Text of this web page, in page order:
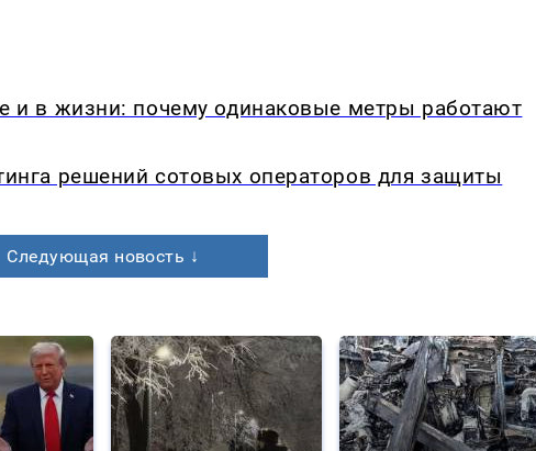
и в жизни: почему одинаковые метры работают
решений сотовых операторов для защиты
Следующая новость ↓